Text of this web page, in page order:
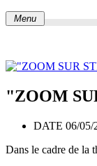
Menu
"ZOOM
DATE 06/05/
Dans le cadre de la